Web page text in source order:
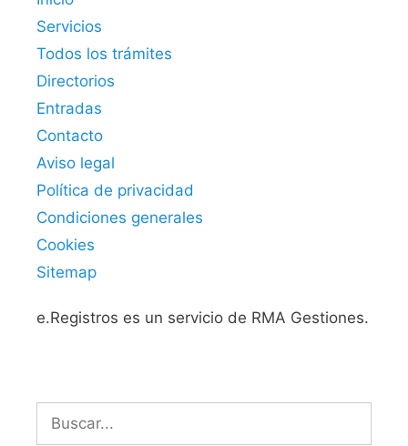
Servicios
Todos los trámites
Directorios
Entradas
Contacto
Aviso legal
Política de privacidad
Condiciones generales
Cookies
Sitemap
e.Registros es un servicio de RMA Gestiones.
Buscar: